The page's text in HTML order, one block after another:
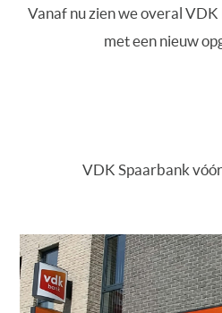
Vanaf nu zien we overal
met een nieuw
VDK Spaarbank